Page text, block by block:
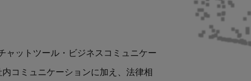
ャットツール・ビジネスコミュニケー
コミュニケーションに加え、法律相